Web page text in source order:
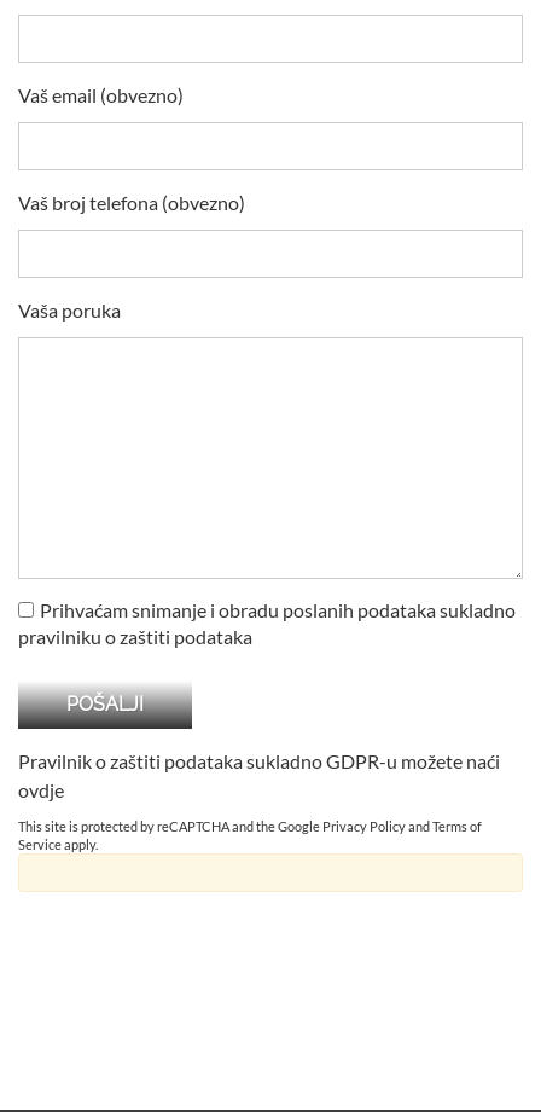
Vaš email (obvezno)
Vaš broj telefona (obvezno)
Vaša poruka
Prihvaćam snimanje i obradu poslanih podataka sukladno
pravilniku o zaštiti podataka
Pravilnik o zaštiti podataka sukladno GDPR-u možete naći
ovdje
This site is protected by reCAPTCHA and the Google Privacy PolicyandTerms of
Serviceapply.